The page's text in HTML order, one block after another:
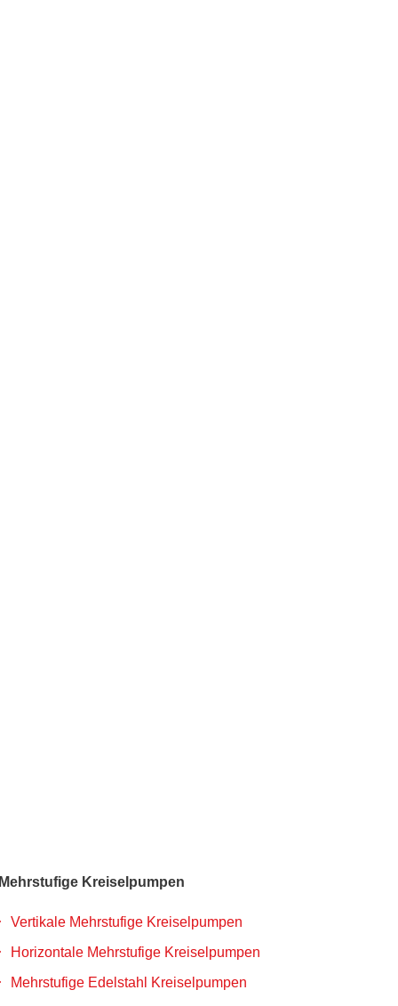
Mehrstufige Kreiselpumpen
Vertikale Mehrstufige Kreiselpumpen
Horizontale Mehrstufige Kreiselpumpen
Mehrstufige Edelstahl Kreiselpumpen